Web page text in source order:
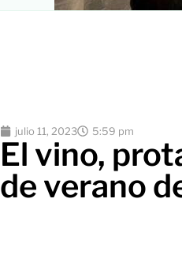
julio 11, 2023 5:59 pm
El vino,
de verano